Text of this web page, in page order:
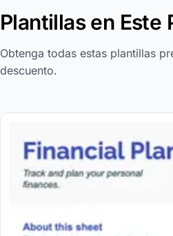
Plantillas en Este
Obtenga todas estas plantillas
descuento.